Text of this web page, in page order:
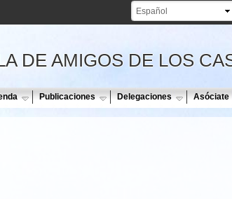
DE AMIGOS DE LOS
Publicaciones Delegaciones Asóciate